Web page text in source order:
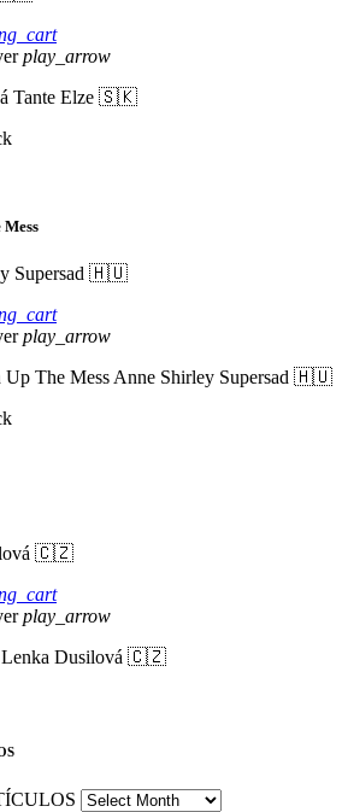
play_arrow
Tante Elze 🇸🇰
Mess
Supersad 🇭🇺
play_arrow
Up The Mess Anne Shirley Supersad 🇭🇺
🇨🇿
play_arrow
Lenka Dusilová 🇨🇿